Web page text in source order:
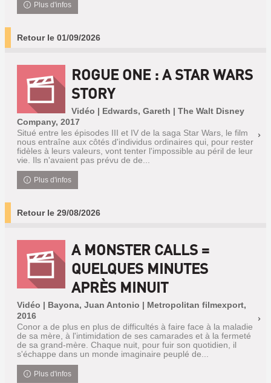
Plus d'infos
Retour le 01/09/2026
ROGUE ONE : A STAR WARS
STORY
Vidéo | Edwards, Gareth | The Walt Disney
Company, 2017
Situé entre les épisodes III et IV de la saga Star Wars, le film
nous entraîne aux côtés d'individus ordinaires qui, pour rester
fidèles à leurs valeurs, vont tenter l'impossible au péril de leur
vie. Ils n'avaient pas prévu de de...
Plus d'infos
Retour le 29/08/2026
A MONSTER CALLS =
QUELQUES MINUTES
APRÈS MINUIT
Vidéo | Bayona, Juan Antonio | Metropolitan filmexport,
2016
Conor a de plus en plus de difficultés à faire face à la maladie
de sa mère, à l'intimidation de ses camarades et à la fermeté
de sa grand-mère. Chaque nuit, pour fuir son quotidien, il
s'échappe dans un monde imaginaire peuplé de...
Plus d'infos